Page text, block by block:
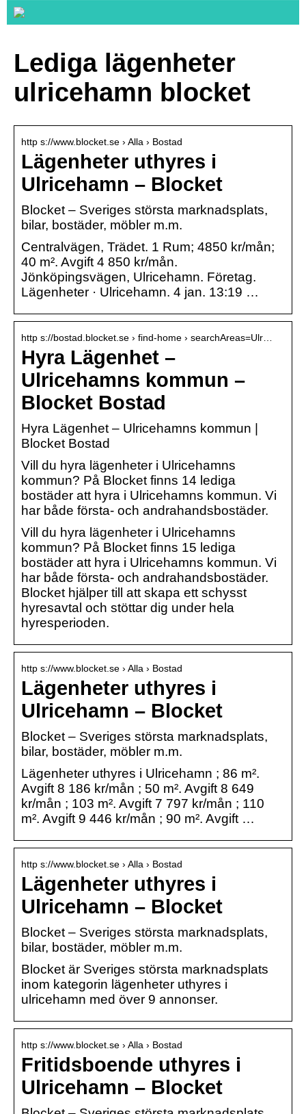
Lediga lägenheter
ulricehamn blocket
http s://www.blocket.se › Alla › Bostad
Lägenheter uthyres i
Ulricehamn – Blocket
Blocket – Sveriges största marknadsplats,
bilar, bostäder, möbler m.m.
Centralvägen, Trädet. 1 Rum; 4850 kr/mån;
40 m². Avgift 4 850 kr/mån.
Jönköpingsvägen, Ulricehamn. Företag.
Lägenheter · Ulricehamn. 4 jan. 13:19 …
http s://bostad.blocket.se › find-home › searchAreas=Ulr…
Hyra Lägenhet –
Ulricehamns kommun –
Blocket Bostad
Hyra Lägenhet – Ulricehamns kommun |
Blocket Bostad
Vill du hyra lägenheter i Ulricehamns
kommun? På Blocket finns 14 lediga
bostäder att hyra i Ulricehamns kommun. Vi
har både första- och andrahandsbostäder.
Vill du hyra lägenheter i Ulricehamns
kommun? På Blocket finns 15 lediga
bostäder att hyra i Ulricehamns kommun. Vi
har både första- och andrahandsbostäder.
Blocket hjälper till att skapa ett schysst
hyresavtal och stöttar dig under hela
hyresperioden.
http s://www.blocket.se › Alla › Bostad
Lägenheter uthyres i
Ulricehamn – Blocket
Blocket – Sveriges största marknadsplats,
bilar, bostäder, möbler m.m.
Lägenheter uthyres i Ulricehamn ; 86 m².
Avgift 8 186 kr/mån ; 50 m². Avgift 8 649
kr/mån ; 103 m². Avgift 7 797 kr/mån ; 110
m². Avgift 9 446 kr/mån ; 90 m². Avgift …
http s://www.blocket.se › Alla › Bostad
Lägenheter uthyres i
Ulricehamn – Blocket
Blocket – Sveriges största marknadsplats,
bilar, bostäder, möbler m.m.
Blocket är Sveriges största marknadsplats
inom kategorin lägenheter uthyres i
ulricehamn med över 9 annonser.
http s://www.blocket.se › Alla › Bostad
Fritidsboende uthyres i
Ulricehamn – Blocket